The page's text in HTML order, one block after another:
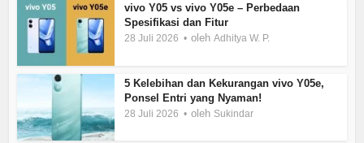
vivo Y05 vs vivo Y05e – Perbedaan
Spesifikasi dan Fitur
28 Juli 2026 olehAdhitya W. P.
5 Kelebihan dan Kekurangan vivo Y05e,
Ponsel Entri yang Nyaman!
28 Juli 2026 oleh Sukindar